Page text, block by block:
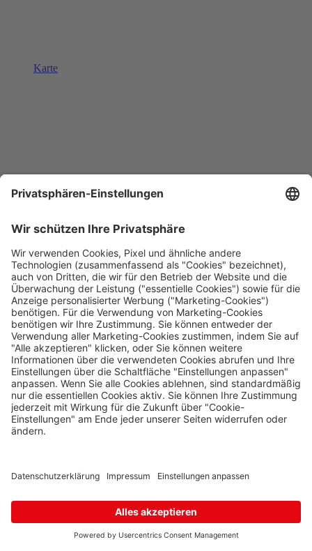
Karte
Kraslice
Klingenthal
Hraničná 11, Kraslice,358 01
7 Stk.
Karte
Loučná pod Klínovcem